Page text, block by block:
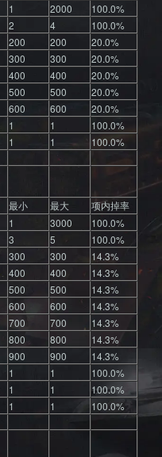
球
1 2000
100.0%
2 4 100.0%
200 200
20.0%
300 300
20.0%
400 400
20.0%
500 500
20.0%
600 600
20.0%
1 1
100.0%
1 1 100.0%
最小 最大
项内掉率
1 3000
100.0%
3 5 100.0%
300 300
14.3%
400 400
14.3%
500 500
14.3%
600 600
14.3%
700 700
14.3%
800 800
14.3%
900 900
14.3%
1 1
100.0%
1 1
100.0%
1 1 100.0%